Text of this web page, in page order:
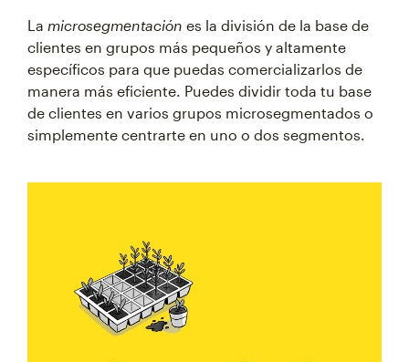
La microsegmentación es la división de la base de
clientes en grupos más pequeños y altamente
específicos para que puedas comercializarlos de
manera más eficiente. Puedes dividir toda tu base
de clientes en varios grupos microsegmentados o
simplemente centrarte en uno o dos segmentos.